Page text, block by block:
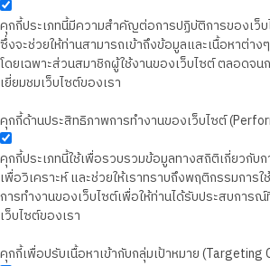
คุกกี้ประเภทนี้มีความสำคัญต่อการปฏิบัติการของเว็
ซึ่งจะช่วยให้ท่านสามารถเข้าถึงข้อมูลและเนื้อหาต่าง
โดยเฉพาะส่วนสมาชิกผู้ใช้งานของเว็บไซต์ ตลอดจ
เยี่ยมชมเว็บไซต์ของเรา
คุกกี้ด้านประสิทธิภาพการทำงานของเว็บไซต์
คุกกี้ประเภทนี้ใช้เพื่อรวบรวมข้อมูลทางสถิติเกี่ยวกับ
เพื่อวิเคราะห์ และช่วยให้เราทราบถึงพฤติกรรมการ
การทำงานของเว็บไซต์เพื่อให้ท่านได้รับประสบการ
เว็บไซต์ของเรา
คุกกี้เพื่อปรับเนื้อหาเข้ากับกลุ่มเป้าหมาย (Targeting